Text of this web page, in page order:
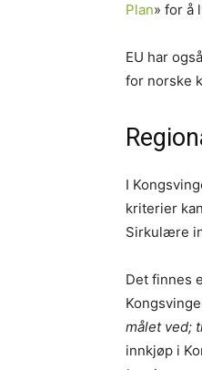
Plan» for å
EU har
for norske
I
kriterier
Sirkulære
Det finnes
målet ved;
innkjøp i